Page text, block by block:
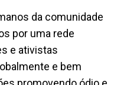
da comunidade
por uma rede
e ativistas
e bem